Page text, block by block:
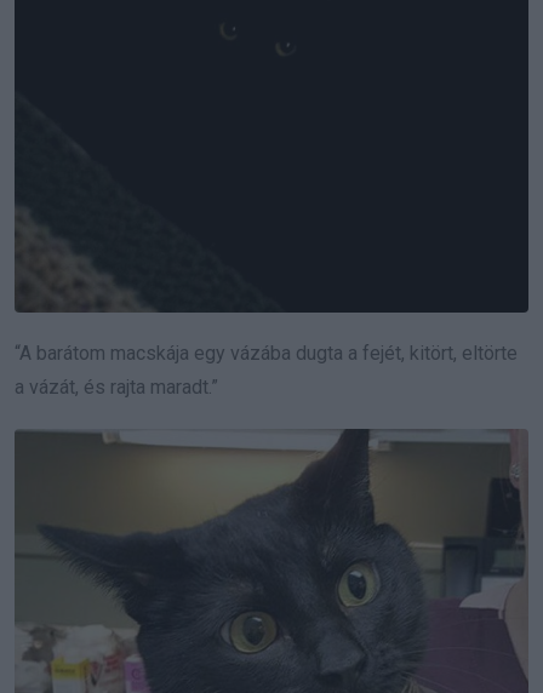
“A barátom macskája egy vázába dugta a fejét, kitört, eltörte
a vázát, és rajta maradt.”